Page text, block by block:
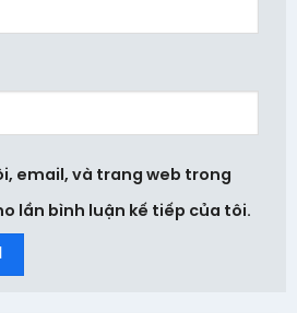
email, và trang web trong
lần bình luận kế tiếp của tôi.